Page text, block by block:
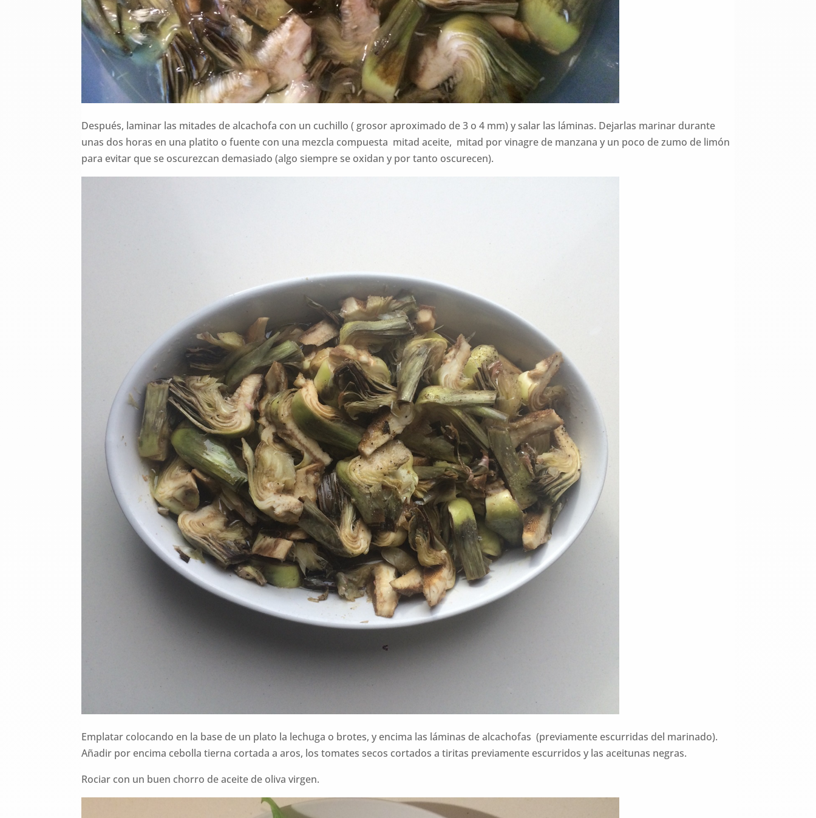
Después, laminar las mitades de alcachofa con un cuchillo ( grosor aproximado de 3 o 4 mm) y salar las láminas. Dejarlas marinar durante
unas dos horas en una platito o fuente con una mezcla compuesta mitad aceite, mitad por vinagre de manzana y un poco de zumo de limón
para evitar que se oscurezcan demasiado (algo siempre se oxidan y por tanto oscurecen).
Emplatar colocando en la base de un plato la lechuga o brotes, y encima las láminas de alcachofas (previamente escurridas del marinado).
Añadir por encima cebolla tierna cortada a aros, los tomates secos cortados a tiritas previamente escurridos y las aceitunas negras.
Rociar con un buen chorro de aceite de oliva virgen.